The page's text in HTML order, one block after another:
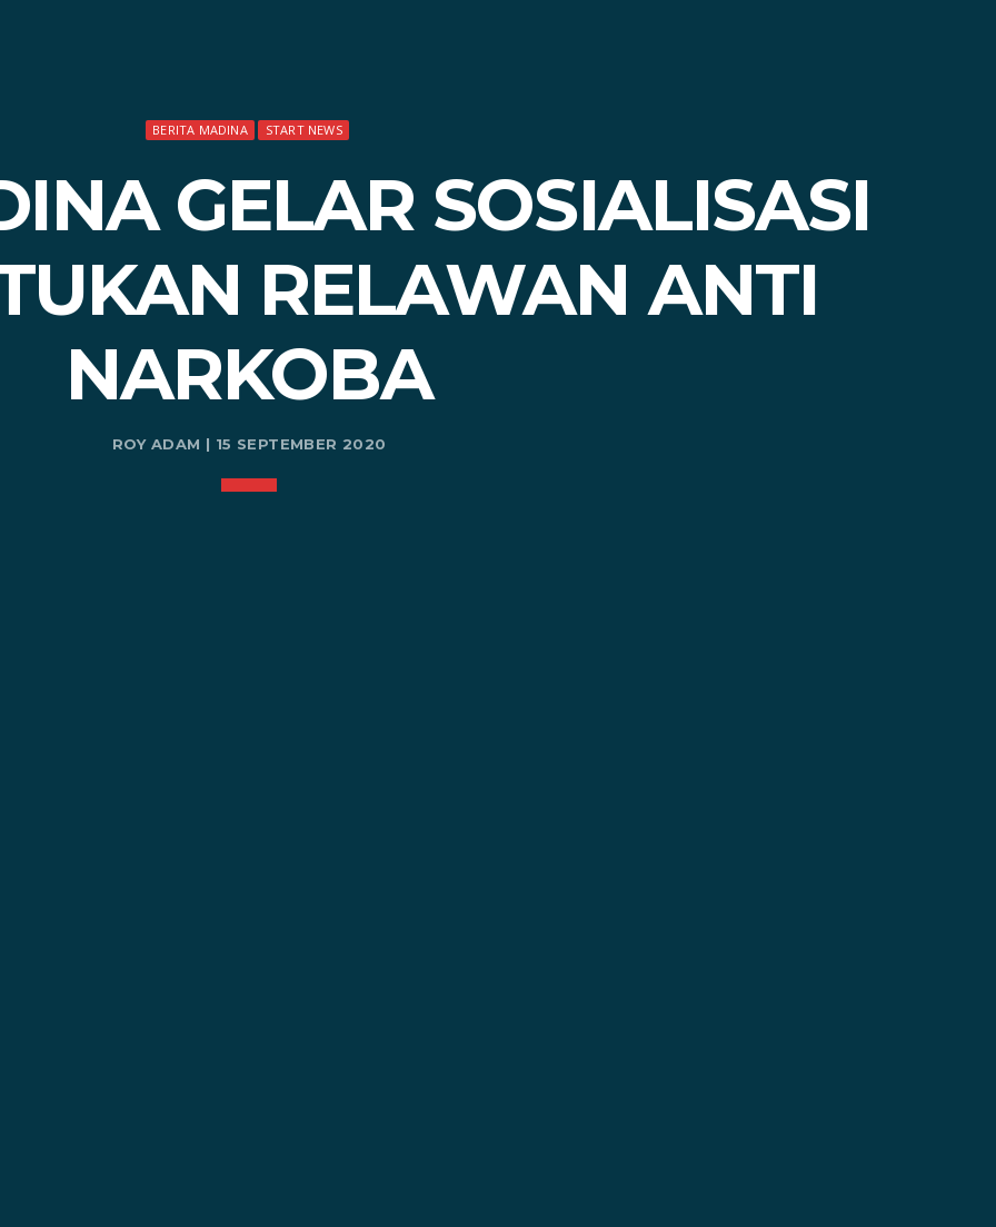
BERITA MADINA START NEWS
GELAR SOSIALISASI
RELAWAN ANTI
NARKOBA
ROY ADAM | 15 SEPTEMBER 2020